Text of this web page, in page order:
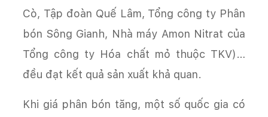
Cò, Tập đoàn Quế Lâm, Tổng công ty Phân
bón Sông Gianh, Nhà máy Amon Nitrat của
Tổng công ty Hóa chất mỏ thuộc TKV)…
đều đạt kết quả sản xuất khả quan.
Khi giá phân bón tăng, một số quốc gia có